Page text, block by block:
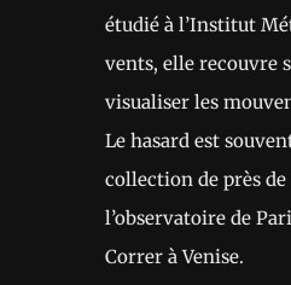
étudié à l’Institut
vents, elle recouvre
visualiser les
Le hasard est
collection de près
l’observatoire de
Correr à Venise.